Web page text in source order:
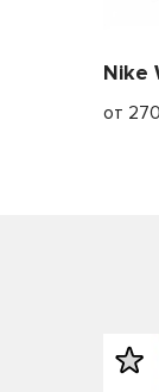
Nike
от